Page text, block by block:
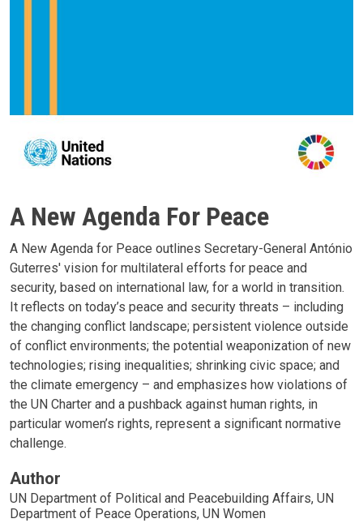
A New Agenda For Peace
A New Agenda for Peace outlines Secretary-General António
Guterres' vision for multilateral efforts for peace and
security, based on international law, for a world in transition.
It reflects on today’s peace and security threats – including
the changing conflict landscape; persistent violence outside
of conflict environments; the potential weaponization of new
technologies; rising inequalities; shrinking civic space; and
the climate emergency – and emphasizes how violations of
the UN Charter and a pushback against human rights, in
particular women’s rights, represent a significant normative
challenge.
Author
UN Department of Political and Peacebuilding Affairs, UN
Department of Peace Operations, UN Women